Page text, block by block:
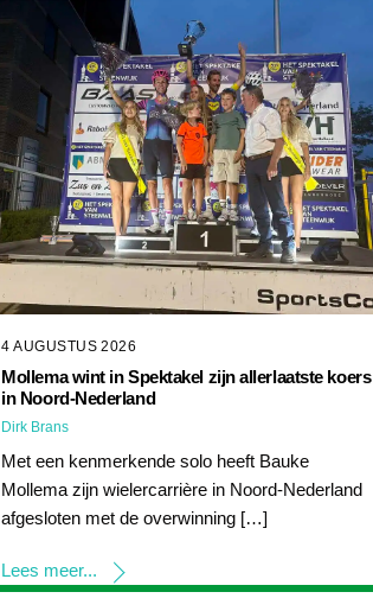
4 AUGUSTUS 2026
Mollema wint in Spektakel zijn allerlaatste koers
in Noord-Nederland
Dirk Brans
Met een kenmerkende solo heeft Bauke
Mollema zijn wielercarrière in Noord-Nederland
afgesloten met de overwinning […]
Lees meer...